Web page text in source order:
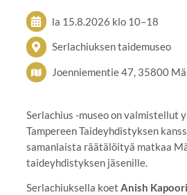
la 15.8.2026 klo 10–18
Serlachiuksen taidemuseo
Joenniementie 47, 35800
Serlachius -museo on valmistellut
Tampereen Taideyhdistyksen
samanlaista räätälöityä matkaa
taideyhdistyksen jäsenille.
Serlachiuksella koet Anish